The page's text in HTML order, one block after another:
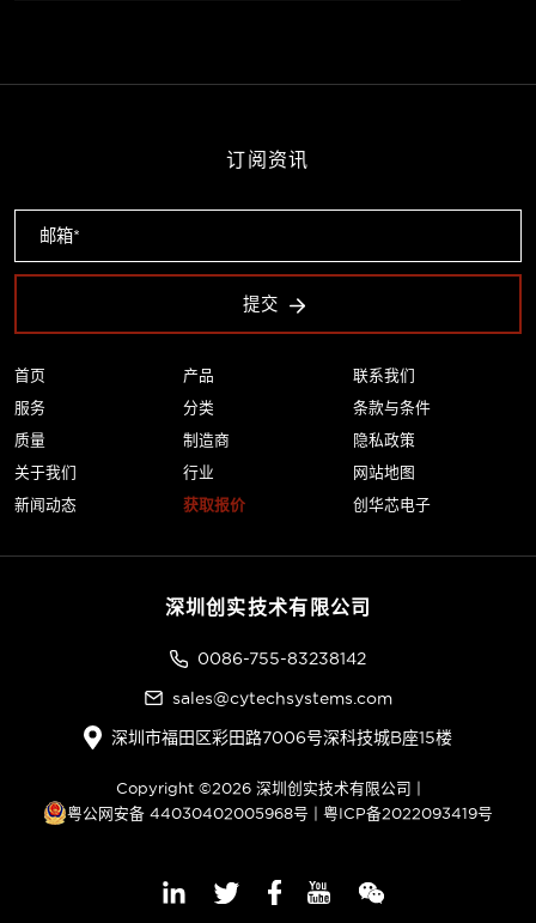
首页
服务
质量
关于我们
新闻动态
产品
分类
制造商
行业
获取报价
联系我们
条款与条件
隐私政策
网站地图
创华芯电子
订阅资讯
提交
深圳创实技术有限公司
0086-755-83238142
sales@cytechsystems.com
深圳市福田区彩田路7006号深科技城B座15楼
Copyright ©2026 深圳创实技术有限公司 |
粤公网安备 44030402005968号 | 粤ICP备2022093419号